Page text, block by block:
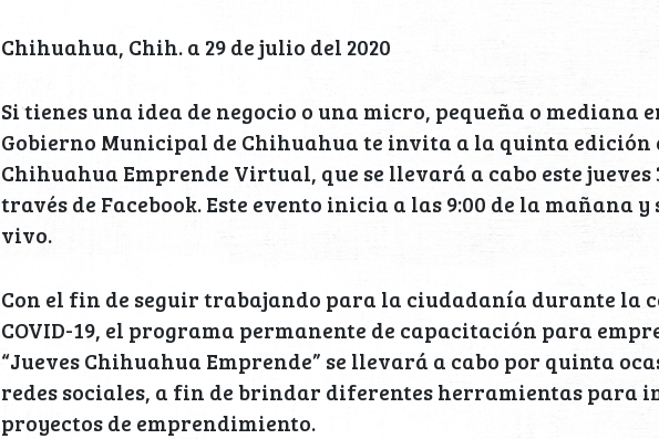
Chihuahua, Chih. a 29 de julio del 2020
Si tienes una idea de negocio o una micro, pequeña o mediana
Gobierno Municipal de Chihuahua te invita a la quinta edición
Chihuahua Emprende Virtual, que se llevará a cabo este jueves
través de Facebook. Este evento inicia a las 9:00 de la mañana
vivo.
Con el fin de seguir trabajando para la ciudadanía durante la
COVID-19, el programa permanente de capacitación para
“Jueves Chihuahua Emprende” se llevará a cabo por quinta
redes sociales, a fin de brindar diferentes herramientas para
proyectos de emprendimiento.